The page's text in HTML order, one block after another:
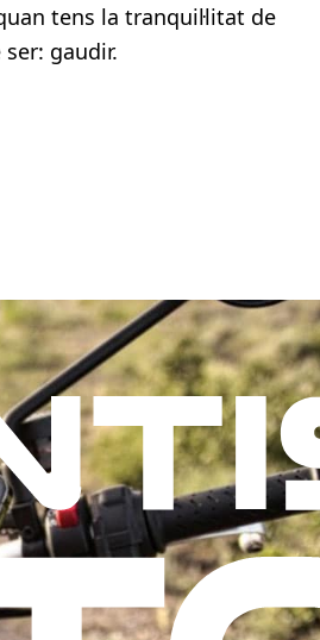
tens la tranquil·litat de
gaudir.